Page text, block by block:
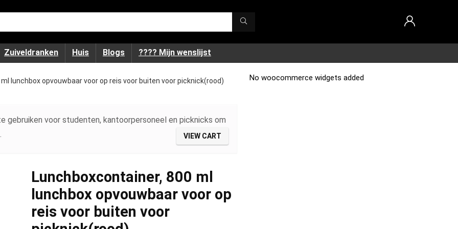
Zuiveldranken Huis Blogs ???? Mijn wenslijst
lunchbox opvouwbaar voor op reis voor buiten voor picknick(rood)
gebruiken voor studenten, kantoorpersoneel en picknicks om
VIEW CART
Lunchboxcontainer, 800 ml
lunchbox opvouwbaar voor op
reis voor buiten voor
No woocommerce widgets added